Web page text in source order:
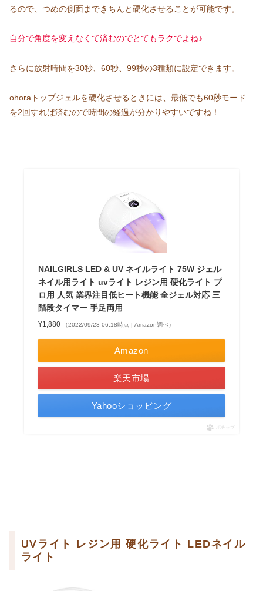
るので、つめの側面まできちんと硬化させることが可能です。
自分で角度を変えなくて済むのでとてもラクでよね♪
さらに放射時間を30秒、60秒、99秒の3種類に設定できます。
ohoraトップジェルを硬化させるときには、最低でも60秒モード
を2回すれば済むので時間の経過が分かりやすいですね！
NAILGIRLS LED & UV ネイルライト 75W ジェル
ネイル用ライト uvライト レジン用 硬化ライト プ
ロ用 人気 業界注目低ヒート機能 全ジェル対応 三
階段タイマー 手足両用
¥1,880 （2022/09/23 06:18時点 | Amazon調べ）
Amazon
楽天市場
Yahooショッピング
ポチップ
UVライト レジン用 硬化ライト LEDネイル
ライト